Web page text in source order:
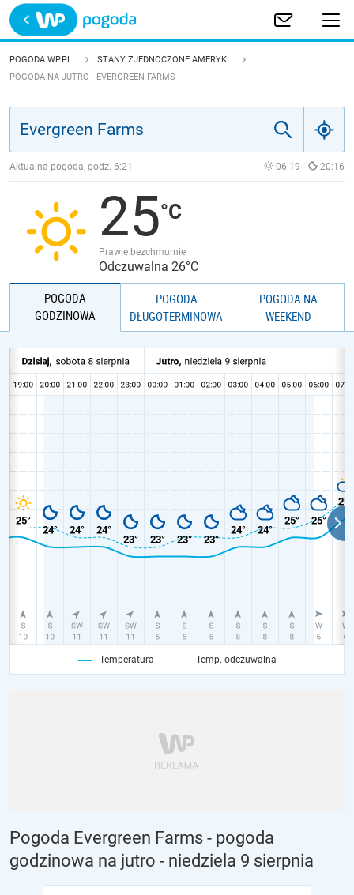
Trwa ładowanie
POLSKA
JAKOŚĆ POWIETRZA
POGODA WP.PL
STANY ZJEDNOCZONE AMERYKI
POGODA NA JUTRO - EVERGREEN FARMS
Aktualna pogoda, godz. 6:21 06:19 20:16
25
Prawie bezchmurnie
Odczuwalna 26°C
POGODA
GODZINOWA
POGODA
DŁUGOTERMINOWA
POGODA NA
WEEKEND
Temperatura Temp. odczuwalna
Pogoda Evergreen Farms - pogoda
godzinowa na jutro - niedziela 9 sierpnia